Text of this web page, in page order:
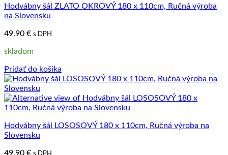
Hodvábny šál ZLATO OKROVÝ 180 x 110cm, Ručná výroba
na Slovensku
49.90 € s DPH
skladom
Pridať do košíka
Hodvábny šál LOSOSOVÝ 180 x 110cm, Ručná výroba na
Slovensku
49.90 € s DPH